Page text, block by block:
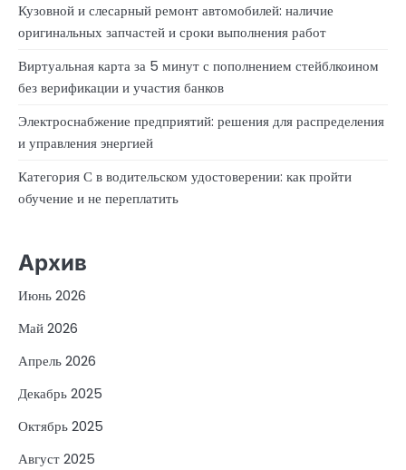
Кузовной и слесарный ремонт автомобилей: наличие
оригинальных запчастей и сроки выполнения работ
Виртуальная карта за 5 минут с пополнением стейблкоином
без верификации и участия банков
Электроснабжение предприятий: решения для распределения
и управления энергией
Категория С в водительском удостоверении: как пройти
обучение и не переплатить
Архив
Июнь 2026
Май 2026
Апрель 2026
Декабрь 2025
Октябрь 2025
Август 2025